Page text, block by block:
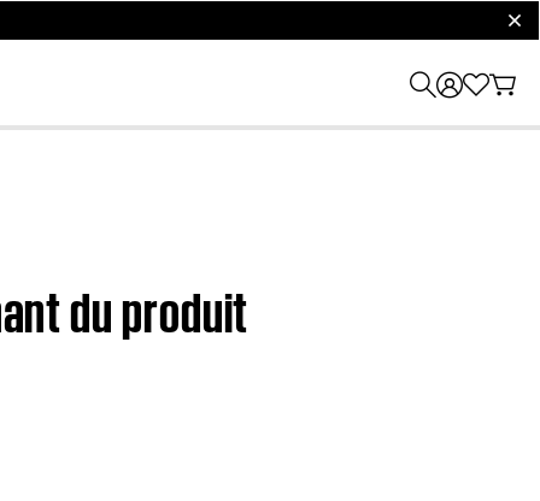
du produit